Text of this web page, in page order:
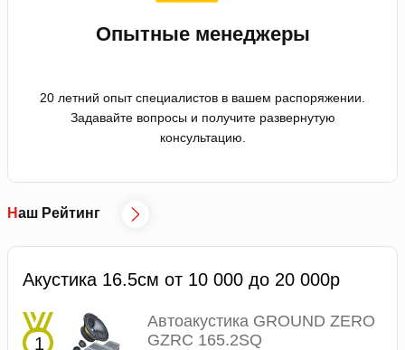
Опытные менеджеры
20 летний опыт специалистов в вашем распоряжении.
Задавайте вопросы и получите развернутую
консультацию.
Наш Рейтинг
Акустика 16.5см от 10 000 до 20 000р
Автоакустика GROUND ZERO
GZRC 165.2SQ